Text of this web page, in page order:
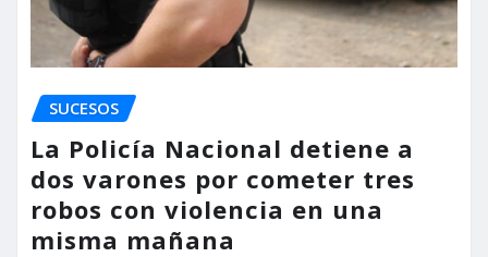
SUCESOS
La Policía Nacional detiene a
dos varones por cometer tres
robos con violencia en una
misma mañana